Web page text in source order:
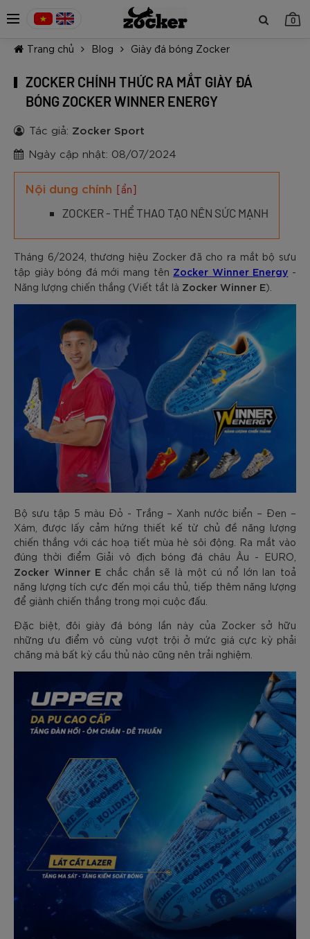
0
Trang chủ Blog Giày đá bóng Zocker
ZOCKER CHÍNH THỨC RA MẮT GIÀY ĐÁ
BÓNG ZOCKER WINNER ENERGY
Tác giả: Zocker Sport
Ngày cập nhật: 08/07/2024
Nội dung chính [ẩn]
ZOCKER - THỂ THAO TẠO NÊN SỨC MẠNH
Tháng 6/2024, thương hiệu Zocker đã cho ra mắt bộ sưu
tập giày bóng đá mới mang tên Zocker Winner Energy -
Năng lượng chiến thắng (Viết tắt là Zocker Winner E).
Bộ sưu tập 5 màu Đỏ - Trắng – Xanh nước biển – Đen –
Xám, được lấy cảm hứng thiết kế từ chủ đề năng lượng
chiến thắng với các hoạ tiết mùa hè sôi động. Ra mắt vào
đúng thời điểm Giải vô địch bóng đá châu Âu - EURO,
Zocker Winner E chắc chắn sẽ là một cú nổ lớn lan toả
năng lượng tích cực đến mọi cầu thủ, tiếp thêm năng lượng
để giành chiến thắng trong mọi cuộc đấu.
Đặc biệt, đôi giày đá bóng lần này của Zocker sở hữu
những ưu điểm vô cùng vượt trội ở mức giá cực kỳ phải
chăng mà bất kỳ cầu thủ nào cũng nên trải nghiệm.